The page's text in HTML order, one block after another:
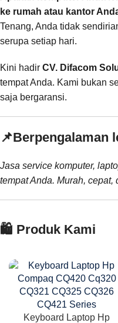
ke rumah atau kantor
Tenang, Anda tidak
serupa setiap hari.
Kini hadir CV. Difacom
tempat Anda. Kami bukan
saja bergaransi.
📌Berpengalaman
Jasa service komputer,
tempat Anda. Murah, cepat,
🛍️ Produk Kami
Keyboard Laptop Hp